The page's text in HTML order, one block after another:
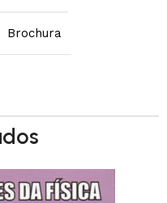
Brochura